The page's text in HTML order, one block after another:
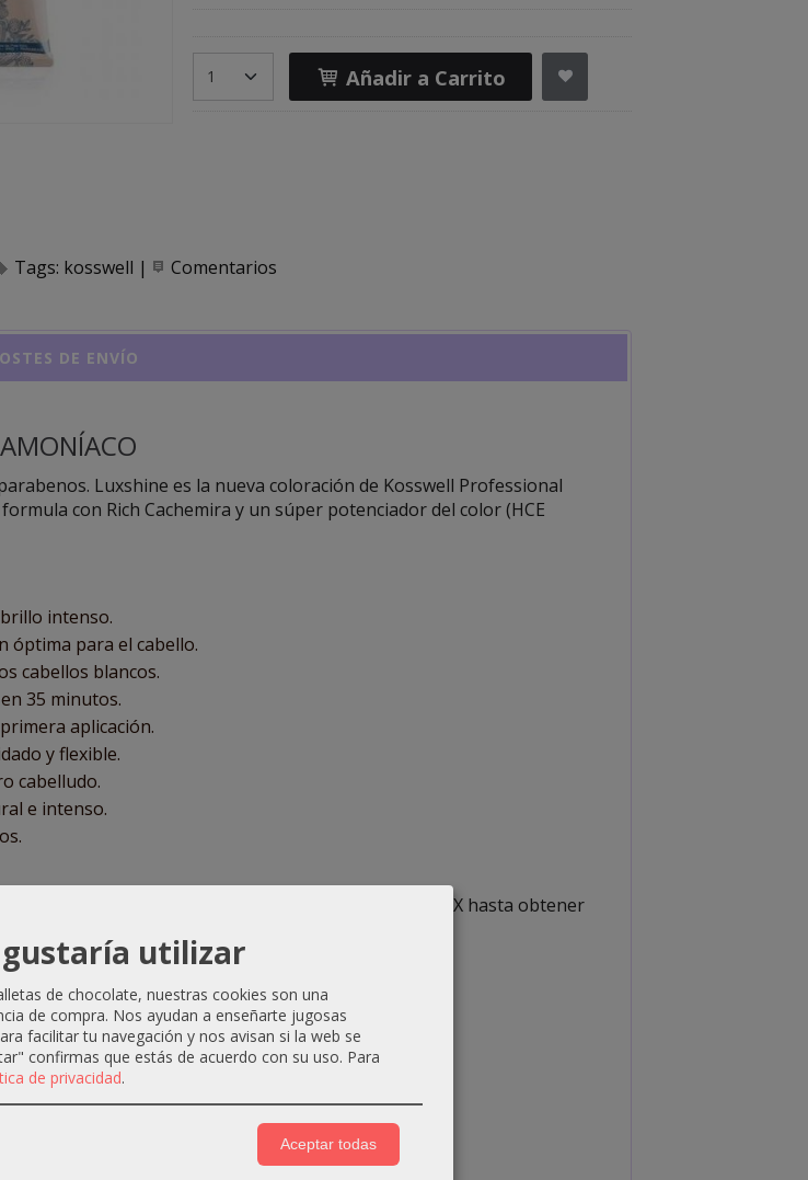
Añadir a Carrito
Tags: kosswell | Comentarios
DE ENVÍO
Luxshine es la nueva coloración de Kosswell Professional
con Rich Cachemira y un súper potenciador del color (HCE
intenso.
óptima para el cabello.
cabellos blancos.
35 minutos.
aplicación.
y flexible.
cabelludo.
e intenso.
1/2 mezclar 60 ml de Luxshine con 90 ml de Luxshine OX hasta obtener
gustaría utilizar
de chocolate, nuestras cookies son una
de compra. Nos ayudan a enseñarte jugosas
facilitar tu navegación y nos avisan si la web se
confirmas que estás de acuerdo con su uso. Para
de privacidad.
Aceptar todas